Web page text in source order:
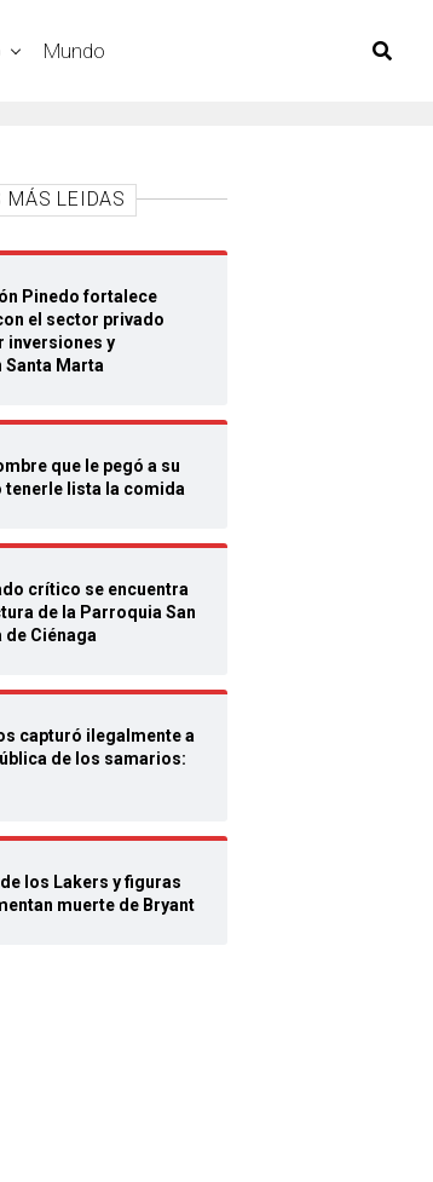
Mundo
MÁS LEIDAS
Pinedo fortalece
el sector privado
inversiones y
Marta
que le pegó a su
tenerle lista la comida
crítico se encuentra
de la Parroquia San
de Ciénaga
capturó ilegalmente a
de los samarios:
los Lakers y figuras
muerte de Bryant